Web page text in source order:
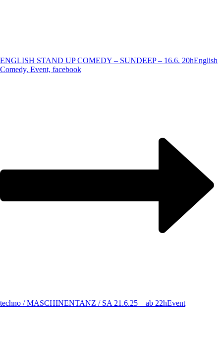
ENGLISH STAND UP COMEDY – SUNDEEP – 16.6. 20hEnglish
Comedy, Event, facebook
techno / MASCHINENTANZ / SA 21.6.25 – ab 22hEvent